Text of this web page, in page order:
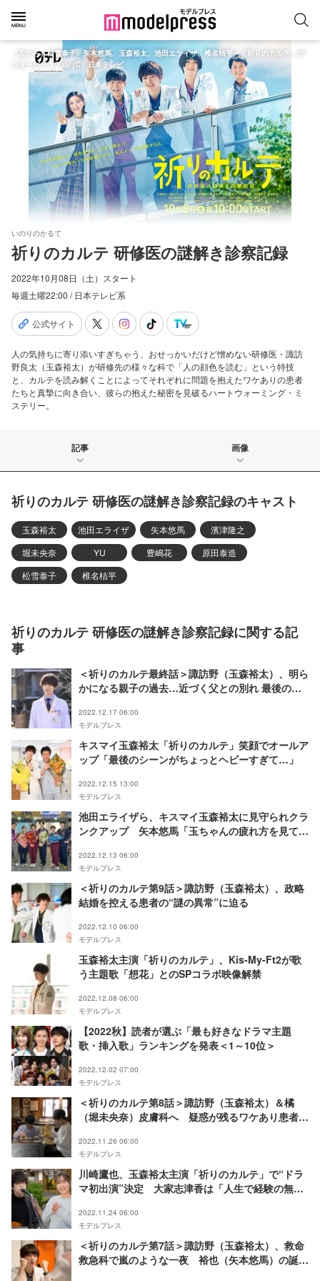
（左から）松雪泰子、矢本悠馬、玉森裕太、池田エライザ、椎名桔平／「祈りのカルテ」ポ
スタービジュアル（C）日本テレビ
いのりのかるて
祈りのカルテ 研修医の謎解き診察記録
2022年10月08日（土）スタート
毎週土曜22:00 / 日本テレビ系
公式サイト
人の気持ちに寄り添いすぎちゃう、おせっかいだけど憎めない研修医・諏訪
野良太（玉森裕太）が研修先の様々な科で「人の顔色を読む」という特技
と、カルテを読み解くことによってそれぞれに問題を抱えたワケありの患者
たちと真摯に向き合い、彼らの抱えた秘密を見破るハートウォーミング・ミ
ステリー。
記事 画像
祈りのカルテ 研修医の謎解き診察記録のキャスト
玉森裕太 池田エライザ 矢本悠馬
濱津隆之
堀未央奈
YU 豊嶋花
原田泰造
松雪泰子
椎名桔平
祈りのカルテ 研修医の謎解き診察記録に関する記
事
＜祈りのカルテ最終話＞諏訪野（玉森裕太）、明ら
かになる親子の過去…近づく父との別れ 最後の謎
2022.12.17 06:00
モデルプレス
キスマイ玉森裕太「祈りのカルテ」笑顔でオールア
ップ「最後のシーンがちょっとヘビーすぎて…」
2022.12.15 13:00
モデルプレス
池田エライザら、キスマイ玉森裕太に見守られクラ
ンクアップ 矢本悠馬「玉ちゃんの疲れ方を見てわ
の謎解き診察記録＞
2022.12.13 06:00
モデルプレス
＜祈りのカルテ第9話＞諏訪野（玉森裕太）、政略
結婚を控える患者の“謎の異常”に迫る
2022.12.10 06:00
モデルプレス
玉森裕太主演「祈りのカルテ」、Kis-My-Ft2が歌
う主題歌「想花」とのSPコラボ映像解禁
2022.12.08 06:00
モデルプレス
【2022秋】読者が選ぶ「最も好きなドラマ主題
歌・挿入歌」ランキングを発表＜1～10位＞
2022.12.02 07:00
モデルプレス
＜祈りのカルテ第8話＞諏訪野（玉森裕太）＆橘
（堀未央奈）皮膚科へ 疑惑が残るワケあり患者の
2022.11.26 06:00
モデルプレス
川崎鷹也、玉森裕太主演「祈りのカルテ」で“ドラ
マ初出演”決定 大家志津香は「人生で経験の無
2022.11.24 06:00
モデルプレス
＜祈りのカルテ第7話＞諏訪野（玉森裕太）、救命
救急科で嵐のような一夜 裕也（矢本悠馬）の誕生